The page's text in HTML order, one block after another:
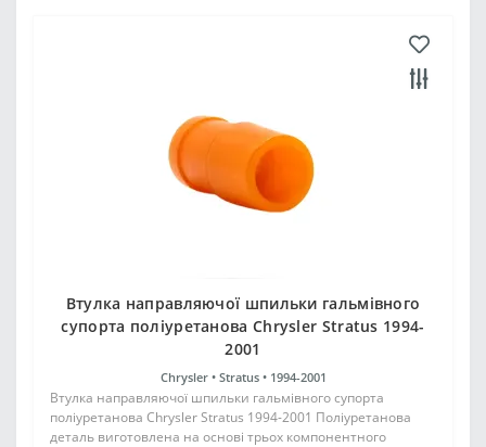
Втулка направляючої шпильки гальмівного
супорта поліуретанова Chrysler Stratus 1994-
2001
Chrysler • Stratus • 1994-2001
Втулка направляючої шпильки гальмівного супорта
поліуретанова Chrysler Stratus 1994-2001 Поліуретанова
деталь виготовлена на основі трьох компонентного